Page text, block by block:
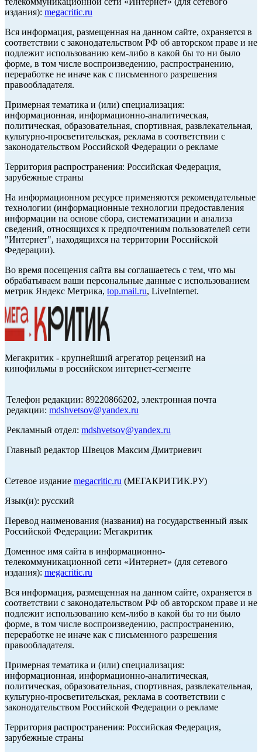
издания): megacritic.ru
Вся информация, размещенная на данном сайте, охраняется в
соответствии с законодательством РФ об авторском праве и не
подлежит использованию кем-либо в какой бы то ни было
форме, в том числе воспроизведению, распространению,
переработке не иначе как с письменного разрешения
правообладателя.
Примерная тематика и (или) специализация:
информационная, информационно-аналитическая,
политическая, образовательная, спортивная, развлекательная,
культурно-просветительская, реклама в соответствии с
законодательством Российской Федерации о рекламе
Территория распространения: Российская Федерация,
зарубежные страны
На информационном ресурсе применяются рекомендательные
технологии (информационные технологии предоставления
информации на основе сбора, систематизации и анализа
сведений, относящихся к предпочтениям пользователей сети
"Интернет", находящихся на территории Российской
Федерации).
Во время посещения сайта вы соглашаетесь с тем, что мы
обрабатываем ваши персональные данные с использованием
метрик Яндекс Метрика, top.mail.ru, LiveInternet.
Мегакритик - крупнейший агрегатор рецензий на
кинофильмы в российском интернет-сегменте
Телефон редакции: 89220866202, электронная почта
редакции: mdshvetsov@yandex.ru
Рекламный отдел: mdshvetsov@yandex.ru
Главный редактор Швецов Максим Дмитриевич
Сетевое издание megacritic.ru (МЕГАКРИТИК.РУ)
Язык(и): русский
Перевод наименования (названия) на государственный язык
Российской Федерации: Мегакритик
Доменное имя сайта в информационно-
телекоммуникационной сети «Интернет» (для сетевого
издания): megacritic.ru
Вся информация, размещенная на данном сайте, охраняется в
соответствии с законодательством РФ об авторском праве и не
подлежит использованию кем-либо в какой бы то ни было
форме, в том числе воспроизведению, распространению,
переработке не иначе как с письменного разрешения
правообладателя.
Примерная тематика и (или) специализация:
информационная, информационно-аналитическая,
политическая, образовательная, спортивная, развлекательная,
культурно-просветительская, реклама в соответствии с
законодательством Российской Федерации о рекламе
Территория распространения: Российская Федерация,
зарубежные страны